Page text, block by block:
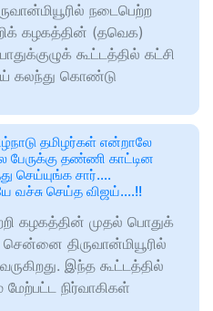
நடைபெற்ற
கழகத்தின் (தவெக)
கூட்டத்தில் கட்சி
கலந்து கொண்டு
தமிழர்கள் என்றாலே
பேருக்கு தண்ணி காட்டின
செய்யுங்க சார்….
வச்சு செய்த விஜய்….!!
கழகத்தின் முதல் பொதுக்
சென்னை திருவான்மியூரில்
இந்த கூட்டத்தில்
நிர்வாகிகள்